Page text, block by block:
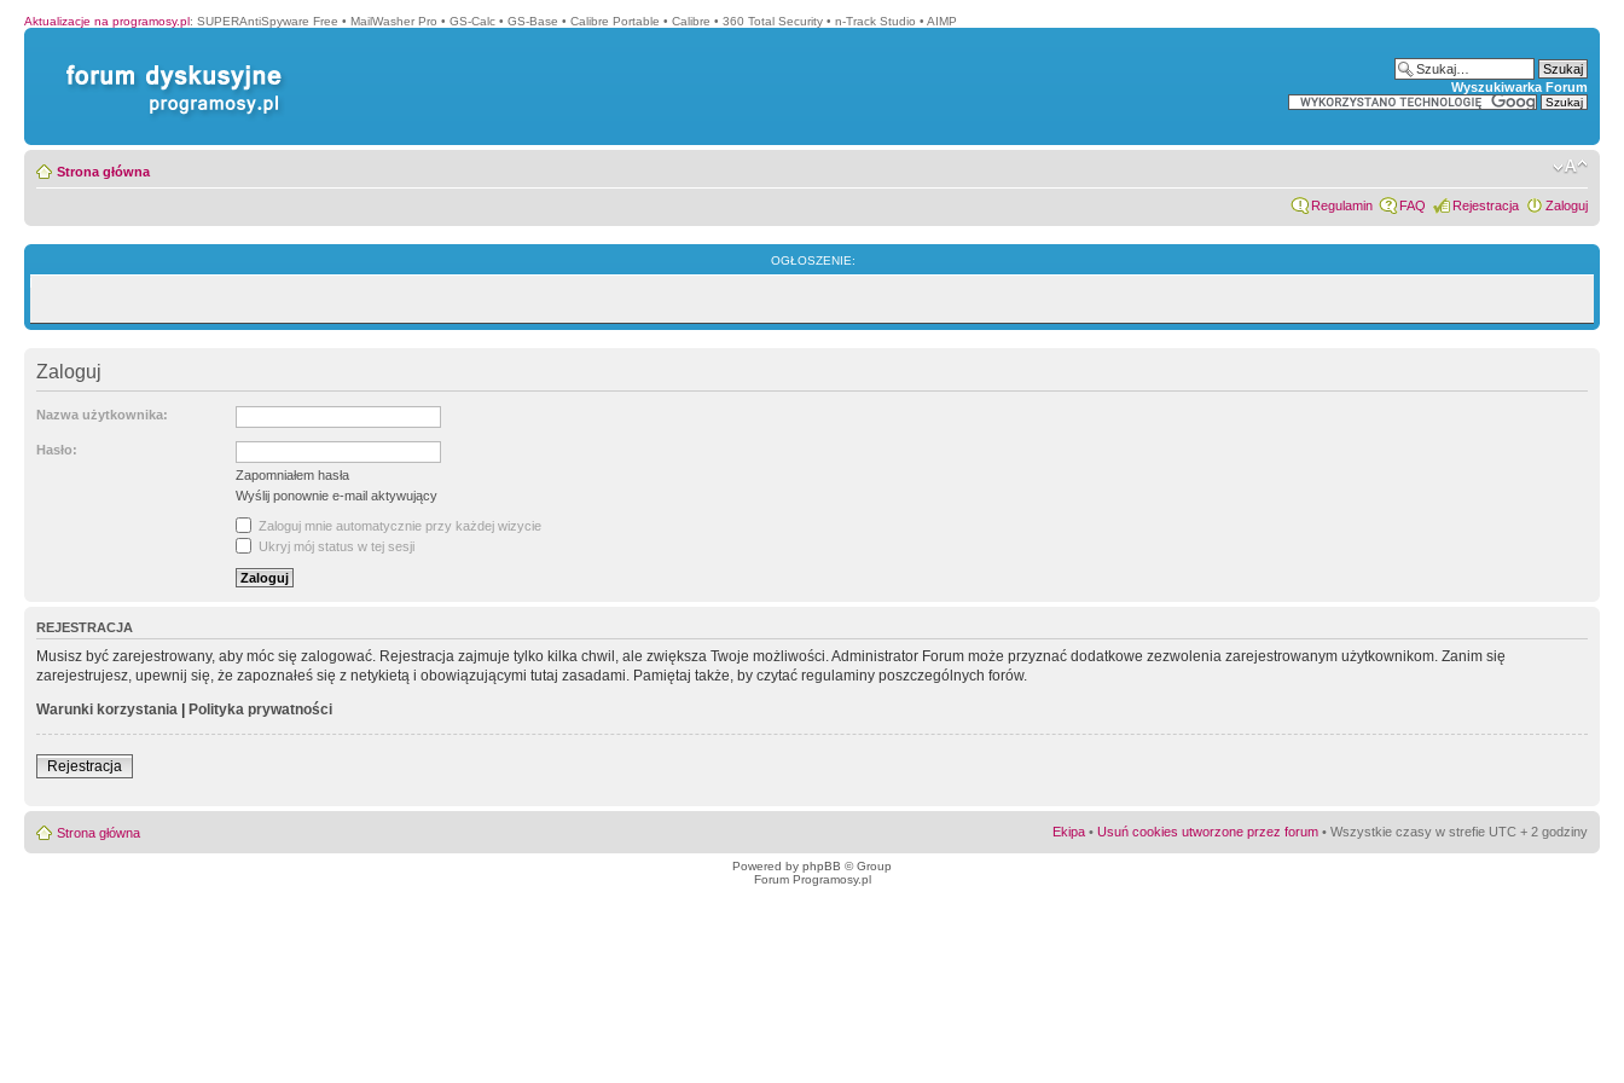
Aktualizacje na programosy.pl: SUPERAntiSpyware Free • MailWasher Pro • GS-Calc • GS-Base • Calibre Portable • Calibre • 360 Total Security • n-Track Studio • AIMP
Wyszukiwarka Forum
Strona główna
Regulamin FAQ Rejestracja Zaloguj
OGŁOSZENIE:
Zaloguj
Nazwa użytkownika:
Hasło:
Zapomniałem hasła
Wyślij ponownie e-mail aktywujący
Zaloguj mnie automatycznie przy każdej wizycie
Ukryj mój status w tej sesji
REJESTRACJA
Musisz być zarejestrowany, aby móc się zalogować. Rejestracja zajmuje tylko kilka chwil, ale zwiększa Twoje możliwości. Administrator Forum może przyznać dodatkowe zezwolenia zarejestrowanym użytkownikom. Zanim się
zarejestrujesz, upewnij się, że zapoznałeś się z netykietą i obowiązującymi tutaj zasadami. Pamiętaj także, by czytać regulaminy poszczególnych forów.
Warunki korzystania | Polityka prywatności
Rejestracja
Strona główna Ekipa • Usuń cookies utworzone przez forum • Wszystkie czasy w strefie UTC + 2 godziny
Powered by phpBB © Group
Forum Programosy.pl